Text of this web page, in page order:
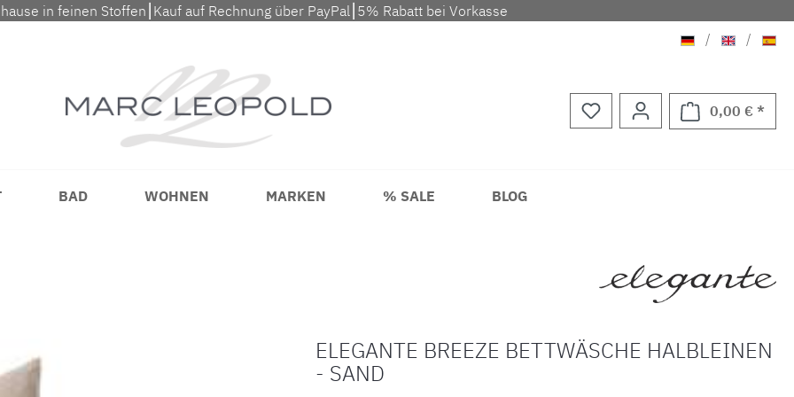
in feinen Stoffen⎮Kauf auf Rechnung über PayPal⎮5% Rabatt bei Vorkasse
Deutsch
/ Englisch
/
0,00 € *
BAD WOHNEN MARKEN % SALE BLOG
ELEGANTE BREEZE BETTWÄSCHE HALBLEINEN
- SAND